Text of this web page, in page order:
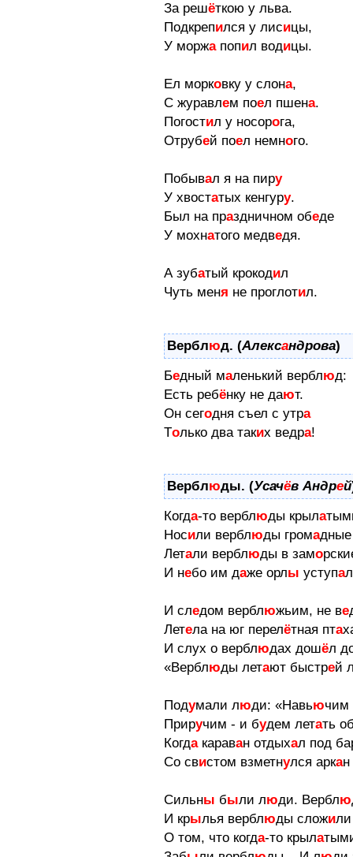
За решёткою у льва.
Подкрепился у лисицы,
У моржапопил водицы.
Ел морковку у слона,
С журавлем поел пшена.
Погостил у нoсорога,
Отрубей поел немного.
Побывал я на пиру
У хвостатых кенгуру.
Был на праздничном обеде
У мохнатого медведя.
А зубатый крокодил
Чуть меня не проглотил.
Верблюд. (Александрова)
Бедный маленький верблюд:
Есть ребёнку не дают.
Он сегодня съел с утра
Только два таких ведра!
Верблюды. (Усачёв Андрей
Когда-то верблюды крыла
Носили верблюды громадные
Летали верблюды в замо
И небо им даже орлы уступа
И следом верблюжьим, не ве
Летела на юг перелётная пта
И слух о верблюдах дошёл
«Верблюды летают быстрей
Подумали люди: «Навьючим
Приручим - и будем летать
Когдакараван отдыхал под
Со свистом взметнулся аркан
Сильны были люди. Верблю
И крылья верблюды сложили
О том, что когда-то крыла